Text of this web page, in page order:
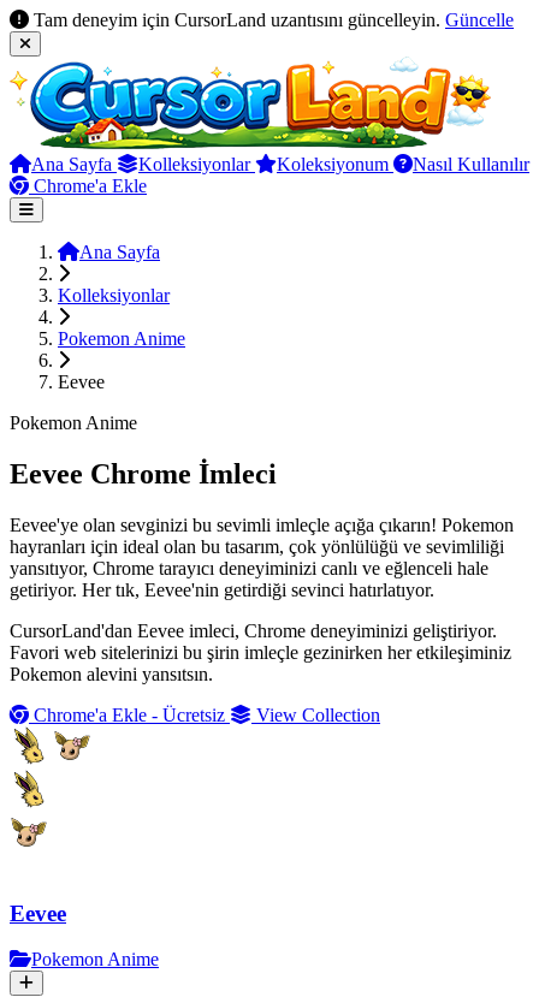
Tam deneyim için CursorLand uzantısını güncelleyin. Güncelle
Ana Sayfa Kolleksiyonlar Koleksiyonum
Nasıl Kullanılır
Chrome'a Ekle
Ana Sayfa
Kolleksiyonlar
Pokemon Anime
Eevee
Pokemon Anime
Eevee Chrome İmleci
Eevee'ye olan sevginizi bu sevimli imleçle açığa çıkarın! Pokemon
hayranları için ideal olan bu tasarım, çok yönlülüğü ve sevimliliği
yansıtıyor, Chrome tarayıcı deneyiminizi canlı ve eğlenceli hale
getiriyor. Her tık, Eevee'nin getirdiği sevinci hatırlatıyor.
CursorLand'dan Eevee imleci, Chrome deneyiminizi geliştiriyor.
Favori web sitelerinizi bu şirin imleçle gezinirken her etkileşiminiz
Pokemon alevini yansıtsın.
Chrome'a Ekle - Ücretsiz
View Collection
Eevee
Pokemon Anime